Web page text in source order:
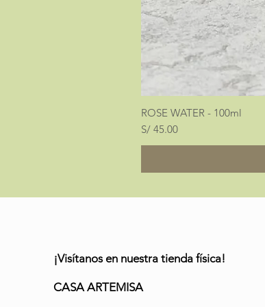
ROSE WATER - 100ml
Precio
S/ 45.00
¡Visítanos en nuestra tienda física!
CASA ARTEMISA